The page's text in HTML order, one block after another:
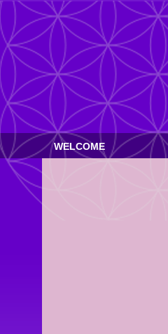
WELCOME